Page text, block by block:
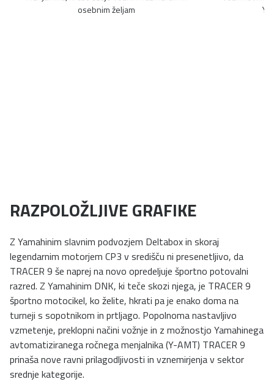
osebnim željam
RAZPOLOŽLJIVE GRAFIKE
Z Yamahinim slavnim podvozjem Deltabox in skoraj
legendarnim motorjem CP3 v središču ni presenetljivo, da
TRACER 9 še naprej na novo opredeljuje športno potovalni
razred. Z Yamahinim DNK, ki teče skozi njega, je TRACER 9
športno motocikel, ko želite, hkrati pa je enako doma na
turneji s sopotnikom in prtljago. Popolnoma nastavljivo
vzmetenje, preklopni načini vožnje in z možnostjo Yamahinega
avtomatiziranega ročnega menjalnika (Y-AMT) TRACER 9
prinaša nove ravni prilagodljivosti in vznemirjenja v sektor
srednje kategorije.